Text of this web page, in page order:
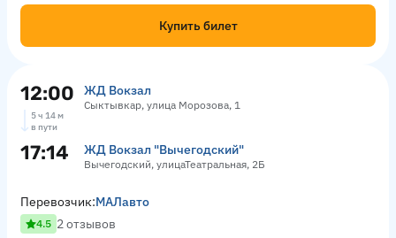
Купить билет
12:00 ЖД Вокзал
Сыктывкар, улица Морозова, 1
5 ч 14 м
в пути
17:14 ЖД Вокзал "Вычегодский"
Вычегодский, улицаТеатральная, 2Б
Перевозчик:МАЛавто
4.5 2 отзывов